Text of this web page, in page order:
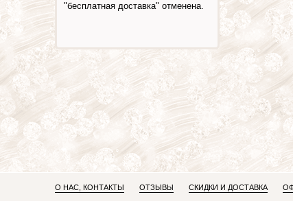
"бесплатная доставка" отменена.
О НАС, КОНТАКТЫ ОТЗЫВЫ СКИДКИ И ДОСТАВКА